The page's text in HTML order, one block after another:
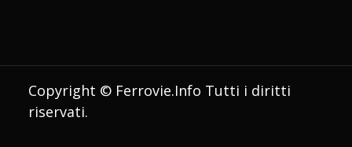
Copyright © Ferrovie.Info Tutti i diritti
riservati.